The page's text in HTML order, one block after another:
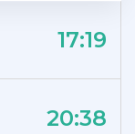
17:19
20:38